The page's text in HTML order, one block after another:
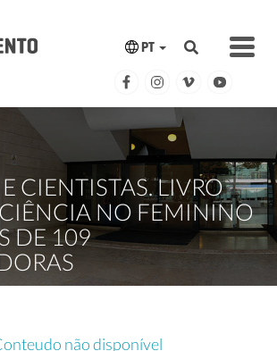
PT
CIENTISTAS. LIVRO
CIÊNCIA NO FEMININO
DE 109
não disponível